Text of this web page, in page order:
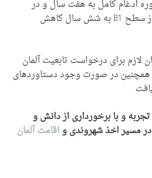
ادغام کامل به هفت سال و در
صورت برخورداری از مهارت‌های زبان آلمانی بالاتر از سطح B1 به شش سال کاهش
لازم برای درخواست تابعیت آلمان
در صورت وجود دستاوردهای
و با برخورداری از دانش و
مسیر اخذ شهروندی واقامت آلمان